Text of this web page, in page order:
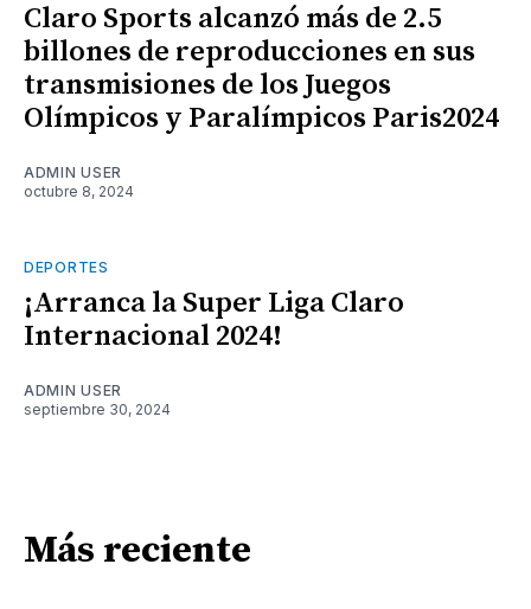
Claro Sports alcanzó más de 2.5
billones de reproducciones en sus
transmisiones de los Juegos
Olímpicos y Paralímpicos Paris2024
ADMIN USER
octubre 8, 2024
DEPORTES
¡Arranca la Super Liga Claro
Internacional 2024!
ADMIN USER
septiembre 30, 2024
Más reciente